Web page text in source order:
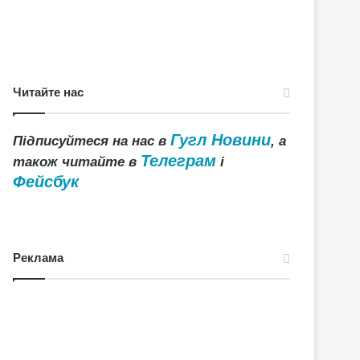
Читайте нас
Підписуйтеся на нас вГугл Новини, а
також читайте в Телеграм і
Фейсбук
Реклама